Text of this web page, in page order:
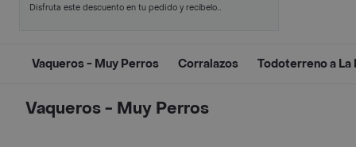
Disfruta este descuento en tu pedido y recíbelo
Vaqueros - Muy Perros Corralazos Todoterreno a La
Vaqueros - Muy Perros